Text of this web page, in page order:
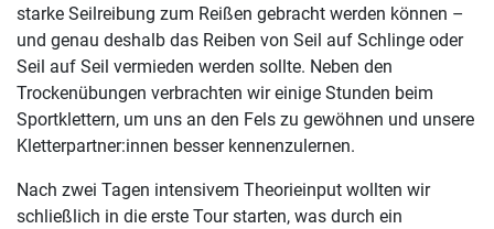
starke Seilreibung zum Reißen gebracht werden können –
und genau deshalb das Reiben von Seil auf Schlinge oder
Seil auf Seil vermieden werden sollte. Neben den
Trockenübungen verbrachten wir einige Stunden beim
Sportklettern, um uns an den Fels zu gewöhnen und unsere
Kletterpartner:innen besser kennenzulernen.
Nach zwei Tagen intensivem Theorieinput wollten wir
schließlich in die erste Tour starten, was durch ein